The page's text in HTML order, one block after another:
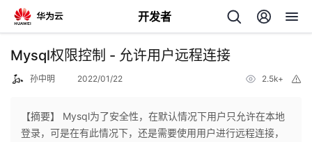
开发者
返
Mysql权限控制 - 允许用户远程连接
孙中明 2022/01/22 2.5k+
【摘要】 Mysql为了安全性，在默认情况下用户只允许在本地
登录，可是在有此情况下，还是需要使用用户进行远程连接，